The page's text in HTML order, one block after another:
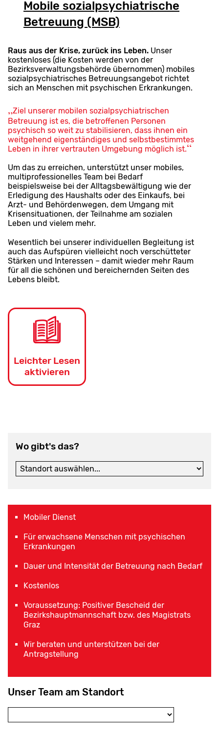
Mobile sozialpsychiatrische
Betreuung (MSB)
Raus aus der Krise, zurück ins Leben. Unser
kostenloses (die Kosten werden von der
Bezirksverwaltungsbehörde übernommen) mobiles
sozialpsychiatrisches Betreuungsangebot richtet
sich an Menschen mit psychischen Erkrankungen.
Ziel unserer mobilen sozialpsychiatrischen
Betreuung ist es, die betroffenen Personen
psychisch so weit zu stabilisieren, dass ihnen ein
weitgehend eigenständiges und selbstbestimmtes
Leben in ihrer vertrauten Umgebung möglich ist.
Um das zu erreichen, unterstützt unser mobiles,
multiprofessionelles Team bei Bedarf
beispielsweise bei der Alltagsbewältigung wie der
Erledigung des Haushalts oder des Einkaufs, bei
Arzt- und Behördenwegen, dem Umgang mit
Krisensituationen, der Teilnahme am sozialen
Leben und vielem mehr.
Wesentlich bei unserer individuellen Begleitung ist
auch das Aufspüren vielleicht noch verschütteter
Stärken und Interessen – damit wieder mehr Raum
für all die schönen und bereichernden Seiten des
Lebens bleibt.
Leichter Lesen
aktivieren
Wo gibt's das?
Mobiler Dienst
Für erwachsene Menschen mit psychischen
Erkrankungen
Dauer und Intensität der Betreuung nach Bedarf
Kostenlos
Voraussetzung: Positiver Bescheid der
Bezirkshauptmannschaft bzw. des Magistrats
Graz
Wir beraten und unterstützen bei der
Antragstellung
Unser Team am Standort